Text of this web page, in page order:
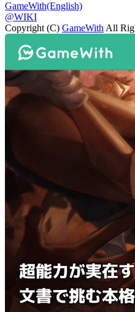
GameWith(English)
@WIKI
Copyright (C) GameWith All